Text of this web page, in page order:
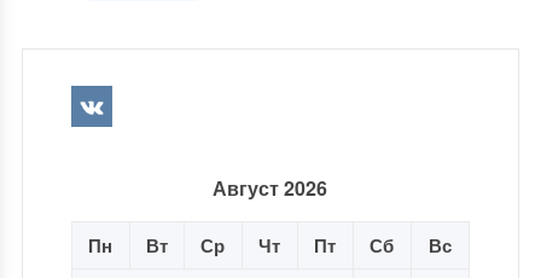
Август 2026
Пн Вт Ср Чт Пт Сб Вс